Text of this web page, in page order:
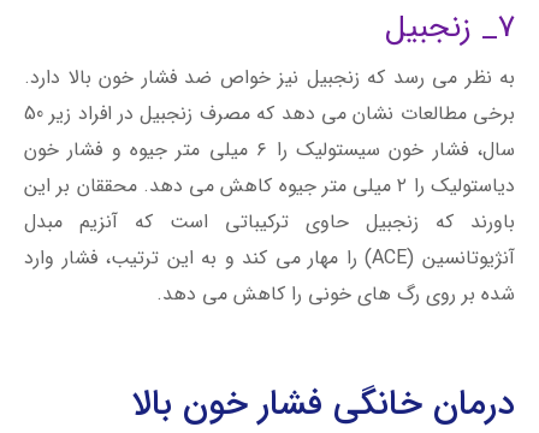
7_ زنجبیل
به نظر می ‌رسد که زنجبیل نیز خواص ضد فشار خون بالا دارد.
برخی مطالعات نشان می دهد که مصرف زنجبیل در افراد زیر 50
سال، فشار خون سیستولیک را ۶ میلی ‌متر جیوه و فشار خون
دیاستولیک را ۲ میلی ‌متر جیوه کاهش می دهد. محققان بر این
باورند که زنجبیل حاوی ترکیباتی است که آنزیم مبدل
آنژیوتانسین (ACE) را مهار می کند و به این ترتیب، فشار وارد
شده بر روی رگ های خونی را کاهش می دهد.
درمان خانگی فشار خون بالا